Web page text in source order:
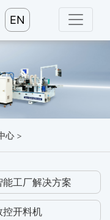
EN
心>
能工厂解决方案
控开料机